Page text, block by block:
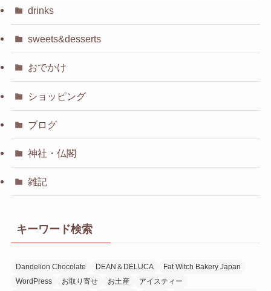
drinks
sweets&desserts
おでかけ
ショッピング
ブログ
神社・仏閣
雑記
キーワード検索
Dandelion Chocolate DEAN＆DELUCA
Fat Witch Bakery Japan
WordPress
お取り寄せ お土産
アイスティー